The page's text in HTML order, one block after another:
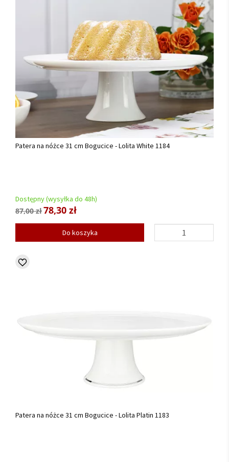
Patera na nóżce 31 cm Bogucice - Lolita White 1184
Dostępny (wysyłka do 48h)
87,00 zł78,30 zł
Do koszyka
Patera na nóżce 31 cm Bogucice - Lolita Platin 1183